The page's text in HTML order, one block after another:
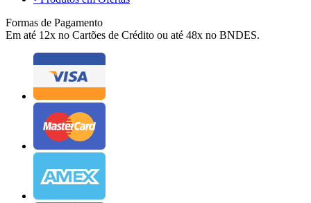
Formas de Pagamento
Em até 12x no Cartões de Crédito ou até 48x no BNDES.